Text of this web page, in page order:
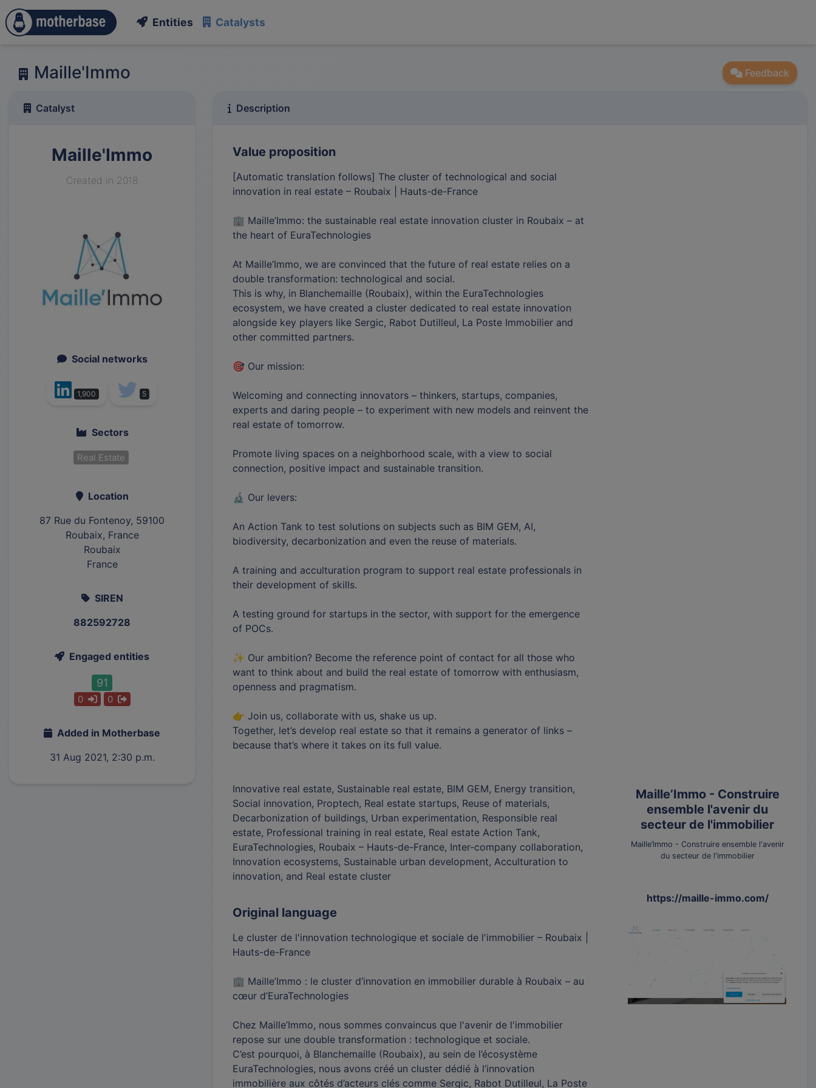
Entities Catalysts
Maille'Immo Feedback
Catalyst
Maille'Immo
Created in 2018
Social networks
1,900 5
Sectors
Real Estate
Location
87 Rue du Fontenoy, 59100
Roubaix, France
Roubaix
France
SIREN
882592728
Engaged entities
91
0 0
Added in Motherbase
31 Aug 2021, 2:30 p.m.
Description
Value proposition
[Automatic translation follows] The cluster of technological and social
innovation in real estate – Roubaix | Hauts-de-France
🏢 Maille’Immo: the sustainable real estate innovation cluster in Roubaix – at
the heart of EuraTechnologies
At Maille’Immo, we are convinced that the future of real estate relies on a
double transformation: technological and social.
This is why, in Blanchemaille (Roubaix), within the EuraTechnologies
ecosystem, we have created a cluster dedicated to real estate innovation
alongside key players like Sergic, Rabot Dutilleul, La Poste Immobilier and
other committed partners.
🎯 Our mission:
Welcoming and connecting innovators – thinkers, startups, companies,
experts and daring people – to experiment with new models and reinvent the
real estate of tomorrow.
Promote living spaces on a neighborhood scale, with a view to social
connection, positive impact and sustainable transition.
🔬 Our levers:
An Action Tank to test solutions on subjects such as BIM GEM, AI,
biodiversity, decarbonization and even the reuse of materials.
A training and acculturation program to support real estate professionals in
their development of skills.
A testing ground for startups in the sector, with support for the emergence
of POCs.
✨ Our ambition? Become the reference point of contact for all those who
want to think about and build the real estate of tomorrow with enthusiasm,
openness and pragmatism.
👉 Join us, collaborate with us, shake us up.
Together, let’s develop real estate so that it remains a generator of links –
because that’s where it takes on its full value.
Innovative real estate, Sustainable real estate, BIM GEM, Energy transition,
Social innovation, Proptech, Real estate startups, Reuse of materials,
Decarbonization of buildings, Urban experimentation, Responsible real
estate, Professional training in real estate, Real estate Action Tank,
EuraTechnologies, Roubaix – Hauts-de-France, Inter-company collaboration,
Innovation ecosystems, Sustainable urban development, Acculturation to
innovation, and Real estate cluster
Original language
Le cluster de l'innovation technologique et sociale de l'immobilier – Roubaix |
Hauts-de-France
🏢 Maille’Immo : le cluster d’innovation en immobilier durable à Roubaix – au
cœur d’EuraTechnologies
Chez Maille’Immo, nous sommes convaincus que l'avenir de l'immobilier
repose sur une double transformation : technologique et sociale.
C’est pourquoi, à Blanchemaille (Roubaix), au sein de l’écosystème
EuraTechnologies, nous avons créé un cluster dédié à l’innovation
immobilière aux côtés d’acteurs clés comme Sergic, Rabot Dutilleul, La Poste
Maille’Immo - Construire
ensemble l'avenir du
secteur de l'immobilier
Maille’Immo - Construire ensemble l'avenir
du secteur de l'immobilier
https://maille-immo.com/